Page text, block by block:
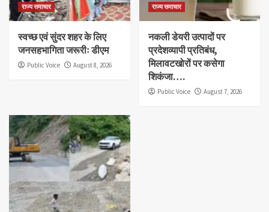
राज्य समाचार
स्वच्छ एवं सुंदर शहर के लिए
जनसहभागिता जरूरीः डीएम
Public Voice August 8, 2026
राज्य समाचार
नकली डेयरी उत्पादों पर
प्रदेशव्यापी प्रतिबंध,
मिलावटखोरों पर कसेगा
शिकंजा….
Public Voice August 7, 2026